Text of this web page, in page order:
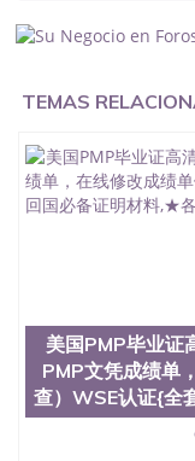
证在国内能用吗,
毕业551190476
教育部认证在校
怎么办
科/研究生文凭
551190476网上
国外文凭
学生在哪里可以
加拿大毕业证
绩单可以吗
551190476哪里
假毕业证能查出
551190476 如何
TEMAS
美国PMP毕业
PMP文凭成绩单
查）WSE认证{全